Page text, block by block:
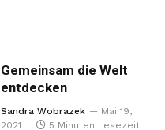
Gemeinsam die Welt
entdecken
Sandra Wobrazek
Mai 19,
2021
5 Minuten Lesezeit